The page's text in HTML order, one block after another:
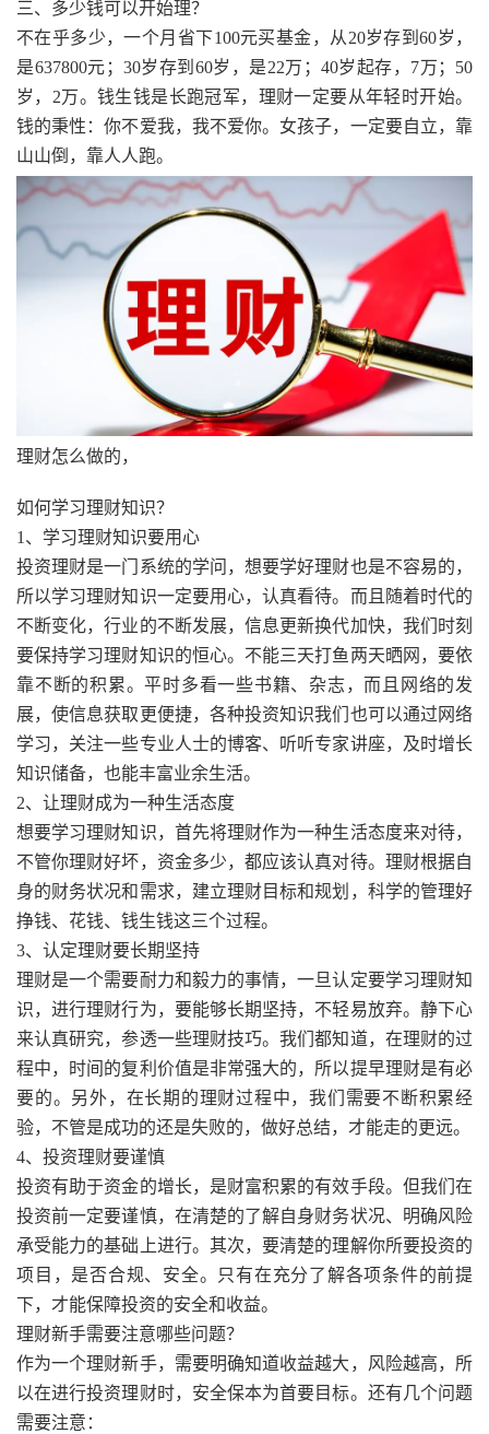
三、多少钱可以开始理？
不在乎多少，一个月省下100元买基金，从20岁存到60岁，
是637800元；30岁存到60岁，是22万；40岁起存，7万；50
岁，2万。钱生钱是长跑冠军，理财一定要从年轻时开始。
钱的秉性：你不爱我，我不爱你。女孩子，一定要自立，靠
山山倒，靠人人跑。
理财怎么做的，
如何学习理财知识？
1、学习理财知识要用心
投资理财是一门系统的学问，想要学好理财也是不容易的，
所以学习理财知识一定要用心，认真看待。而且随着时代的
不断变化，行业的不断发展，信息更新换代加快，我们时刻
要保持学习理财知识的恒心。不能三天打鱼两天晒网，要依
靠不断的积累。平时多看一些书籍、杂志，而且网络的发
展，使信息获取更便捷，各种投资知识我们也可以通过网络
学习，关注一些专业人士的博客、听听专家讲座，及时增长
知识储备，也能丰富业余生活。
2、让理财成为一种生活态度
想要学习理财知识，首先将理财作为一种生活态度来对待，
不管你理财好坏，资金多少，都应该认真对待。理财根据自
身的财务状况和需求，建立理财目标和规划，科学的管理好
挣钱、花钱、钱生钱这三个过程。
3、认定理财要长期坚持
理财是一个需要耐力和毅力的事情，一旦认定要学习理财知
识，进行理财行为，要能够长期坚持，不轻易放弃。静下心
来认真研究，参透一些理财技巧。我们都知道，在理财的过
程中，时间的复利价值是非常强大的，所以提早理财是有必
要的。另外，在长期的理财过程中，我们需要不断积累经
验，不管是成功的还是失败的，做好总结，才能走的更远。
4、投资理财要谨慎
投资有助于资金的增长，是财富积累的有效手段。但我们在
投资前一定要谨慎，在清楚的了解自身财务状况、明确风险
承受能力的基础上进行。其次，要清楚的理解你所要投资的
项目，是否合规、安全。只有在充分了解各项条件的前提
下，才能保障投资的安全和收益。
理财新手需要注意哪些问题？
作为一个理财新手，需要明确知道收益越大，风险越高，所
以在进行投资理财时，安全保本为首要目标。还有几个问题
需要注意：